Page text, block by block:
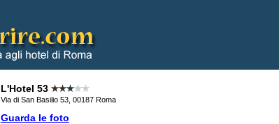
L'Hotel 53
Via di San Basilio 53, 00187 Roma
Guarda le foto